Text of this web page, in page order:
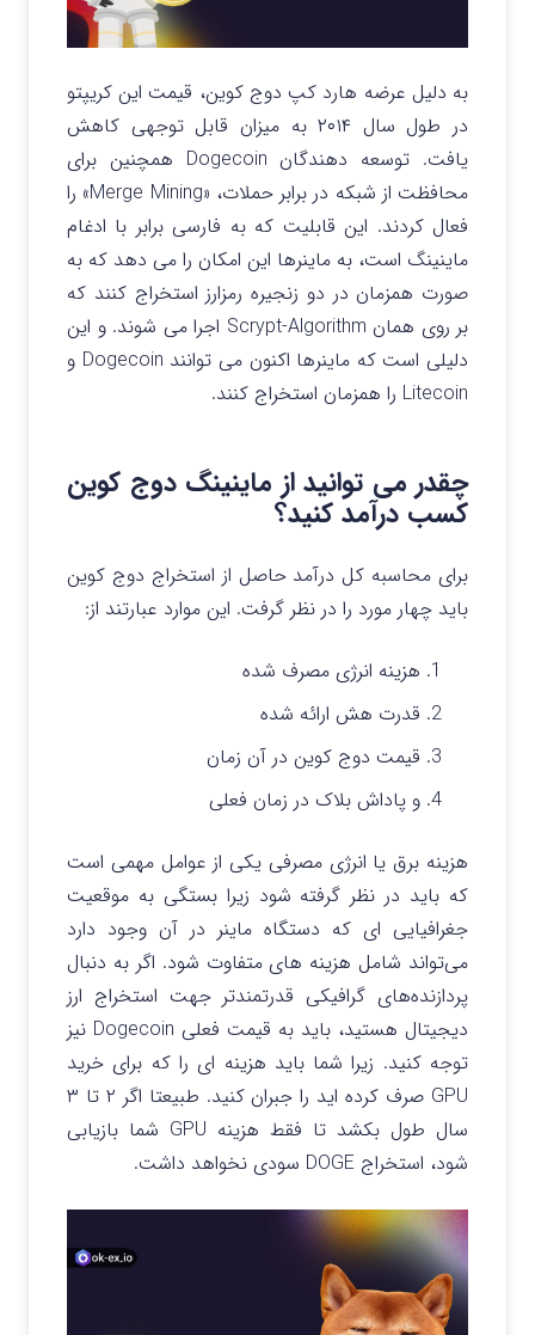
به دلیل عرضه هارد کپ دوج کوین، قیمت این کریپتو
در طول سال ۲۰۱۴ به میزان قابل توجهی کاهش
یافت. توسعه دهندگان Dogecoin همچنین برای
محافظت از شبکه در برابر حملات، «Merge Mining» را
فعال کردند. این قابلیت که به فارسی برابر با ادغام
ماینینگ است، به ماینرها این امکان را می دهد که به
صورت همزمان در دو زنجیره رمزارز استخراج کنند که
بر روی همان Scrypt-Algorithm اجرا می شوند. و این
دلیلی است که ماینرها اکنون می توانند Dogecoin و
Litecoin را همزمان استخراج کنند.
چقدر می توانید از ماینینگ دوج کوین
کسب درآمد کنید؟
برای محاسبه کل درآمد حاصل از استخراج دوج کوین
باید چهار مورد را در نظر گرفت. این موارد عبارتند از:
هزینه انرژی مصرف شده
قدرت هش ارائه شده
قیمت دوج کوین در آن زمان
و پاداش بلاک در زمان فعلی
هزینه برق یا انرژی مصرفی یکی از عوامل مهمی است
که باید در نظر گرفته شود زیرا بستگی به موقعیت
جغرافیایی ای که دستگاه ماینر در آن وجود دارد
می‌تواند شامل هزینه های متفاوت شود. اگر به دنبال
پردازنده‌های گرافیکی قدرتمندتر جهت استخراج ارز
دیجیتال هستید، باید به قیمت فعلی Dogecoin نیز
توجه کنید. زیرا شما باید هزینه ای را که برای خرید
GPU صرف کرده اید را جبران کنید. طبیعتا اگر ۲ تا ۳
سال طول بکشد تا فقط هزینه GPU شما بازیابی
شود، استخراج DOGE سودی نخواهد داشت.